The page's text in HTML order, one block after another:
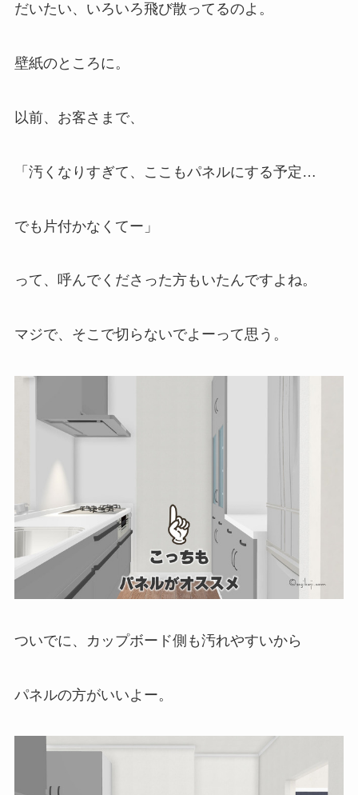
だいたい、いろいろ飛び散ってるのよ。
壁紙のところに。
以前、お客さまで、
「汚くなりすぎて、ここもパネルにする予定…
でも片付かなくてー」
って、呼んでくださった方もいたんですよね。
マジで、そこで切らないでよーって思う。
ついでに、カップボード側も汚れやすいから
パネルの方がいいよー。